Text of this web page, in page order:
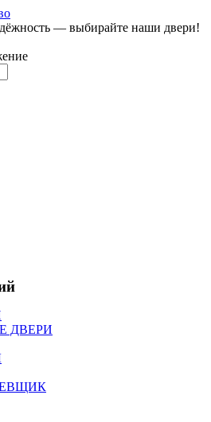
— выбирайте наши двери!
ДВЕРИ